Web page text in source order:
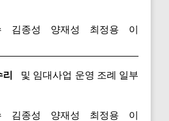
김종성 양재성 최정용 이
및 임대사업 운영 조례 일부
김종성 양재성 최정용 이